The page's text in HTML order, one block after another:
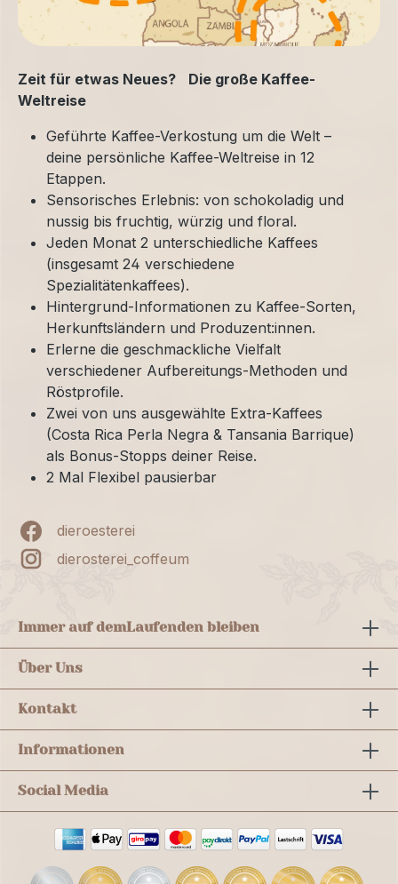
Zeit für etwas Neues? Die große Kaffee-
Weltreise
Geführte Kaffee-Verkostung um die Welt –
deine persönliche Kaffee-Weltreise in 12
Etappen.
Sensorisches Erlebnis: von schokoladig und
nussig bis fruchtig, würzig und floral.
Jeden Monat 2 unterschiedliche Kaffees
(insgesamt 24 verschiedene
Spezialitätenkaffees).
Hintergrund-Informationen zu Kaffee-Sorten,
Herkunftsländern und Produzent:innen.
Erlerne die geschmackliche Vielfalt
verschiedener Aufbereitungs-Methoden und
Röstprofile.
Zwei von uns ausgewählte Extra-Kaffees
(Costa Rica Perla Negra & Tansania Barrique)
als Bonus-Stopps deiner Reise.
2 Mal Flexibel pausierbar
dieroesterei
dierosterei_coffeum
Immer auf demLaufenden bleiben
Über Uns
Kontakt
Informationen
Social Media